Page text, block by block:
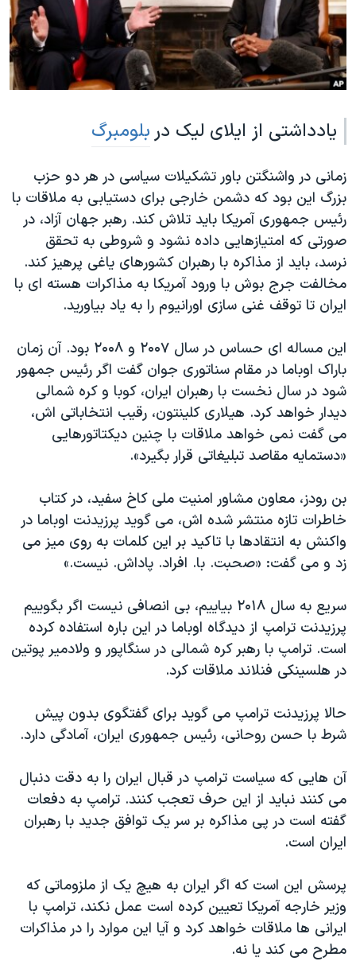
فرهنگ و زندگی
حقوق شهروندی
اقتصادی
اسرائیل در جنگ
آرشیو پخش زنده
مستندها
انتخابات ریاست جمهوری آمریکا ۲۰۲۴
حمله جمهوری اسلامی به اسرائیل
ورزش زنان در ایران
مجموعه مستندهای دادخواهی
تریبونال مردمی آبان ۹۸
دادگاه حمید نوری
چهل سال گروگان‌گیری
قانون شفافیت دارائی کادر رهبری ایران
اسرائیل در جنگ
نرگس محمدی برنده جایزه نوبل صلح
همایش محافظه‌کاران آمریکا «سی‌پک»
صفحه‌های ویژه
دنبال کنید
زبانهای مختلف
یادداشتی از ایلای لیک در بلومبرگ
زمانی در واشنگتن باور تشکیلات سیاسی در هر دو حزب
بزرگ این بود که دشمن خارجی برای دستیابی به ملاقات با
رئیس جمهوری آمریکا باید تلاش کند. رهبر جهان آزاد، در
صورتی که امتیازهایی داده نشود و شروطی به تحقق
نرسد، باید از مذاکره با رهبران کشورهای یاغی پرهیز کند.
مخالفت جرج بوش با ورود آمریکا به مذاکرات هسته ای با
ایران تا توقف غنی سازی اورانیوم را به یاد بیاورید.
این مساله ای حساس در سال ۲۰۰۷ و ۲۰۰۸ بود. آن زمان
باراک اوباما در مقام سناتوری جوان گفت اگر رئیس جمهور
شود در سال نخست با رهبران ایران، کوبا و کره شمالی
دیدار خواهد کرد. هیلاری کلینتون، رقیب انتخاباتی اش،
می گفت نمی خواهد ملاقات با چنین دیکتاتورهایی
«دستمایه مقاصد تبلیغاتی قرار بگیرد».
بن رودز، معاون مشاور امنیت ملی کاخ سفید، در کتاب
خاطرات تازه منتشر شده اش، می گوید پرزیدنت اوباما در
واکنش به انتقادها با تاکید بر این کلمات به روی میز می
زد و می گفت: «صحبت. با. افراد. پاداش. نیست.»
سریع به سال ۲۰۱۸ بیاییم، بی انصافی نیست اگر بگوییم
پرزیدنت ترامپ از دیدگاه اوباما در این باره استفاده کرده
است. ترامپ با رهبر کره شمالی در سنگاپور و ولادمیر پوتین
در هلسینکی فنلاند ملاقات کرد.
حالا پرزیدنت ترامپ می گوید برای گفتگوی بدون پیش
شرط با حسن روحانی، رئیس جمهوری ایران، آمادگی دارد.
آن هایی که سیاست ترامپ در قبال ایران را به دقت دنبال
می کنند نباید از این حرف تعجب کنند. ترامپ به دفعات
گفته است در پی مذاکره بر سر یک توافق جدید با رهبران
ایران است.
پرسش این است که اگر ایران به هیچ یک از ملزوماتی که
وزیر خارجه آمریکا تعیین کرده است عمل نکند، ترامپ با
ایرانی ها ملاقات خواهد کرد و آیا این موارد را در مذاکرات
مطرح می کند یا نه.